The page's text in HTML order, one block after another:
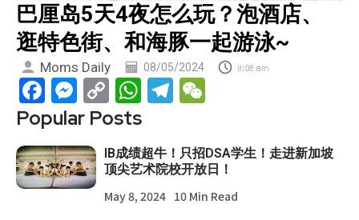
巴厘岛5天4夜怎么玩？泡酒店、
逛特色街、和海豚一起游泳~
Moms Daily 08/05/2024 9:08 am
Facebook
Messenger
Copy
Link
WhatsApp
Telegram
Popular Posts
IB成绩超牛！只招DSA学生！走进新加坡
顶尖艺术院校开放日！
May 8, 2024 10 Min Read